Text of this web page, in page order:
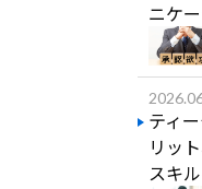
ニケ
ティ
リッ
スキ